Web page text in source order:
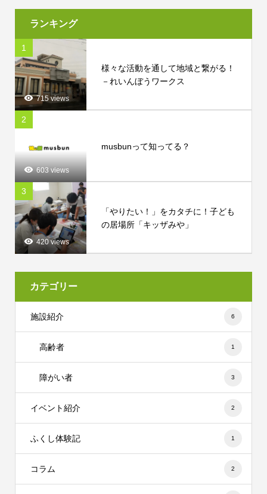
ランキング
1
715 views
様々な活動を通して地域と繋がる！
－れいんぼうワークス
2
603 views
musbunって知ってる？
3
420 views
「やりたい！」をカタチに！子ども
の居場所「キッザみや」
カテゴリー
施設紹介 6
高齢者 1
障がい者 3
イベント紹介 2
ふくし体験記 1
コラム 2